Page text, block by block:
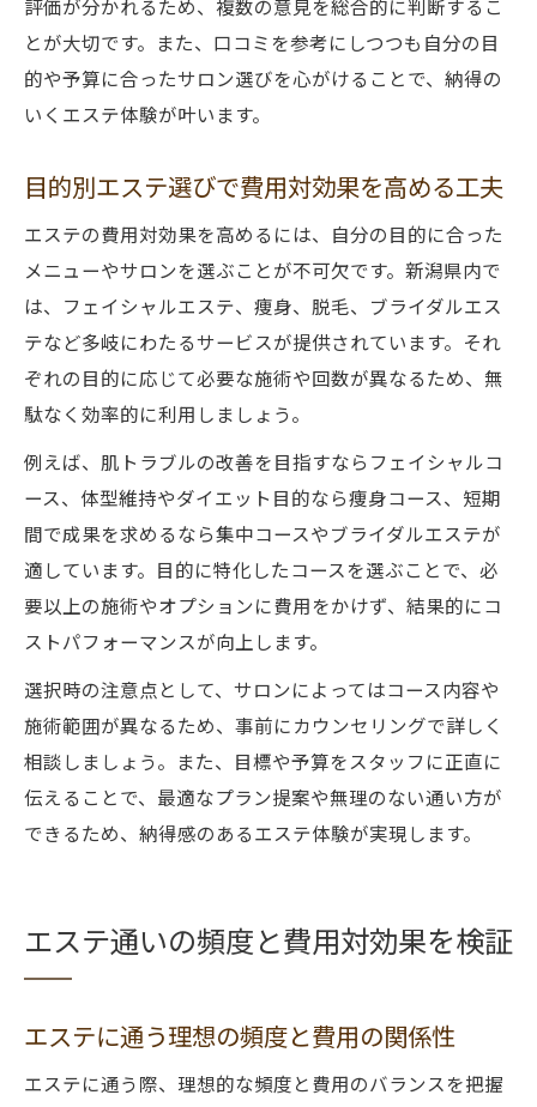
評価が分かれるため、複数の意見を総合的に判断するこ
とが大切です。また、口コミを参考にしつつも自分の目
的や予算に合ったサロン選びを心がけることで、納得の
いくエステ体験が叶います。
目的別エステ選びで費用対効果を高める工夫
エステの費用対効果を高めるには、自分の目的に合った
メニューやサロンを選ぶことが不可欠です。新潟県内で
は、フェイシャルエステ、痩身、脱毛、ブライダルエス
テなど多岐にわたるサービスが提供されています。それ
ぞれの目的に応じて必要な施術や回数が異なるため、無
駄なく効率的に利用しましょう。
例えば、肌トラブルの改善を目指すならフェイシャルコ
ース、体型維持やダイエット目的なら痩身コース、短期
間で成果を求めるなら集中コースやブライダルエステが
適しています。目的に特化したコースを選ぶことで、必
要以上の施術やオプションに費用をかけず、結果的にコ
ストパフォーマンスが向上します。
選択時の注意点として、サロンによってはコース内容や
施術範囲が異なるため、事前にカウンセリングで詳しく
相談しましょう。また、目標や予算をスタッフに正直に
伝えることで、最適なプラン提案や無理のない通い方が
できるため、納得感のあるエステ体験が実現します。
エステ通いの頻度と費用対効果を検証
エステに通う理想の頻度と費用の関係性
エステに通う際、理想的な頻度と費用のバランスを把握